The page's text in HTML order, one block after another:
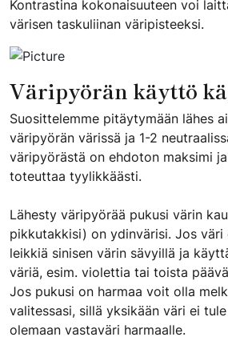
Kontrastina kokonaisuuteen voi
värisen taskuliinan väripisteeksi.
Väripyörän käyttö
Suosittelemme pitäytymään lähes
väripyörän värissä ja 1-2
väripyörästä on ehdoton maksimi
toteuttaa tyylikkäästi.
Lähesty väripyörää pukusi värin
pikkutakkisi) on ydinvärisi. Jos väri
leikkiä sinisen värin sävyillä ja
väriä, esim. violettia tai toista
Jos pukusi on harmaa voit olla
valitessasi, sillä yksikään väri ei
olemaan vastaväri harmaalle.